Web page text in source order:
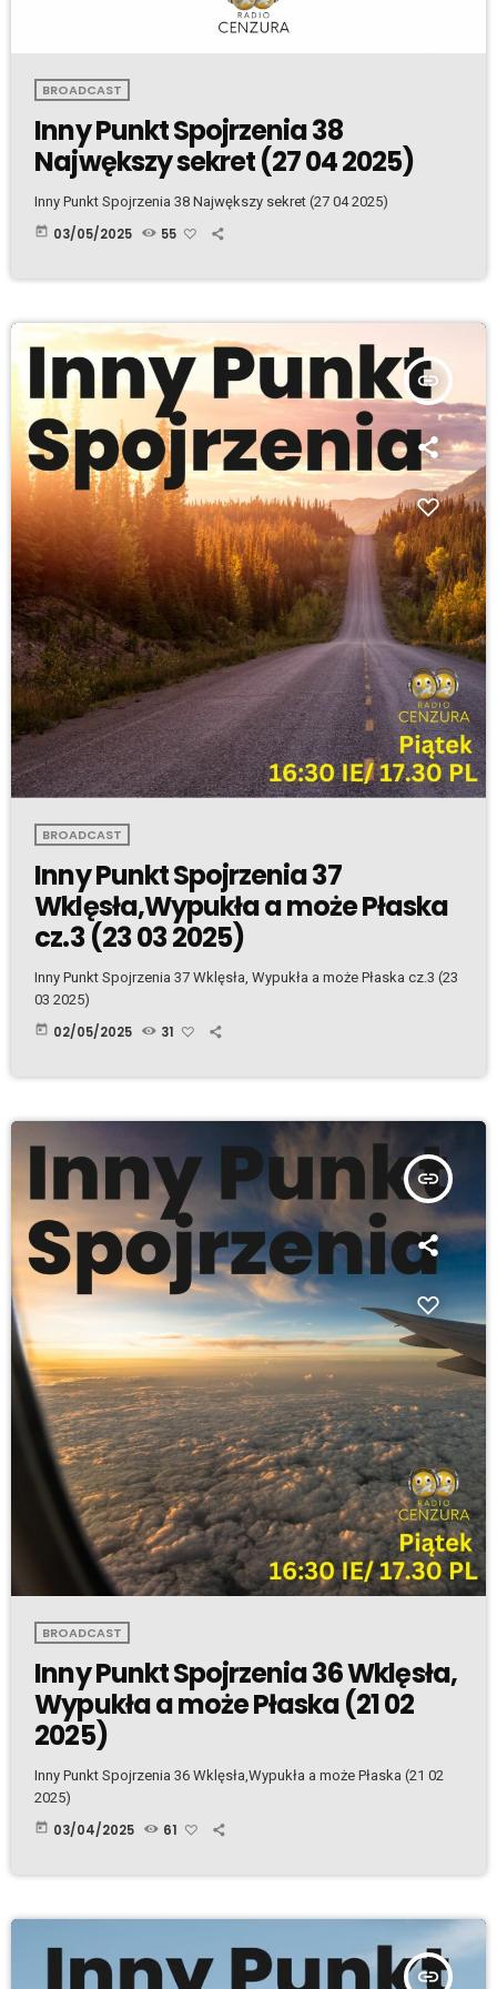
BROADCAST
Inny Punkt Spojrzenia 38
Najwększy sekret (27 04 2025)
Inny Punkt Spojrzenia 38 Najwększy sekret (27 04 2025)
today 03/05/2025 55
insert_link
BROADCAST
Inny Punkt Spojrzenia 37
Wklęsła,Wypukła a może Płaska
cz.3 (23 03 2025)
Inny Punkt Spojrzenia 37 Wklęsła, Wypukła a może Płaska cz.3 (23
03 2025)
today 02/05/2025 31
insert_link
BROADCAST
Inny Punkt Spojrzenia 36 Wklęsła,
Wypukła a może Płaska (21 02
2025)
Inny Punkt Spojrzenia 36 Wklęsła,Wypukła a może Płaska (21 02
2025)
today 03/04/2025 61
insert_link